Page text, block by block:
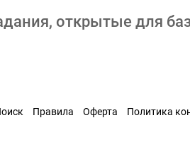
открытые для
Правила Оферта Политика